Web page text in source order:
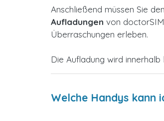
Anschließend müssen Sie
Aufladungen von
Überraschungen erleben.
Die Aufladung wird
Welche Handys kann